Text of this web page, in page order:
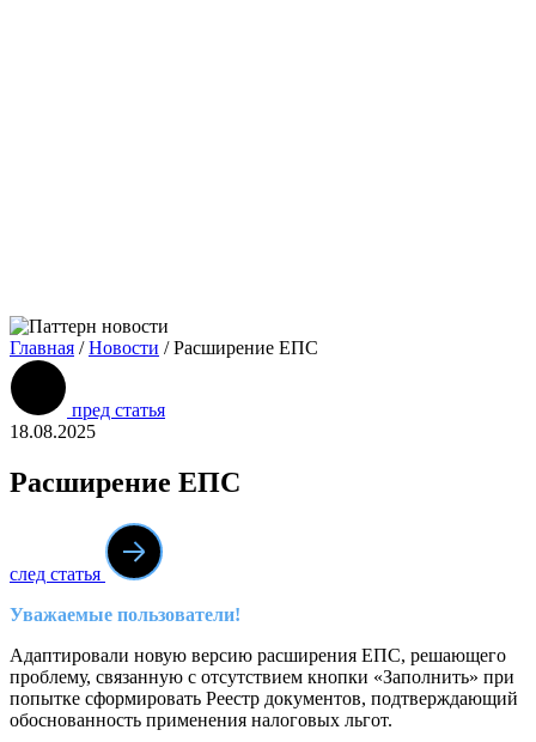
Главная /Новости /Расширение ЕПС
пред статья
18.08.2025
Расширение ЕПС
след статья
Уважаемые пользователи!
Адаптировали новую версию расширения ЕПС, решающего
проблему, связанную с отсутствием кнопки «Заполнить» при
попытке сформировать Реестр документов, подтверждающий
обоснованность применения налоговых льгот.